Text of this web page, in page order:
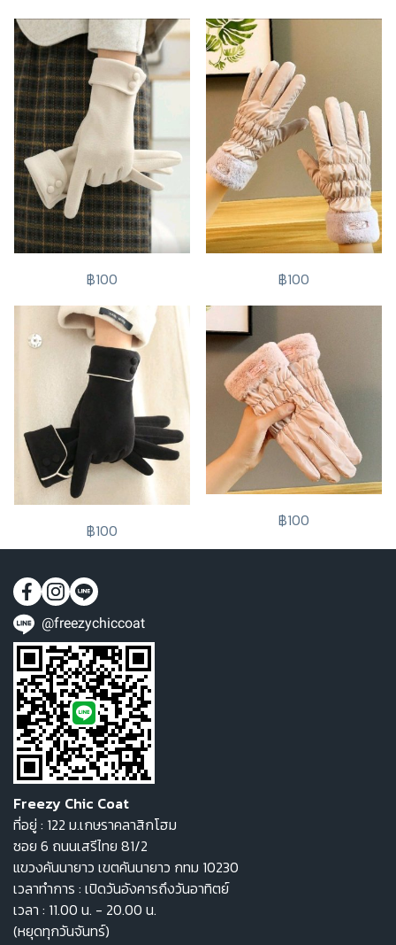
฿100 ฿100
฿100
฿100
@freezychiccoat
Freezy Chic Coat
ที่อยู่ : 122 ม.เกษราคลาสิกโฮม
ซอย 6 ถนนเสรีไทย 81/2
แขวงคันนายาว เขตคันนายาว กทม 10230
เวลาทำการ : เปิดวันอังคารถึงวันอาทิตย์
เวลา : 11.00 น. - 20.00 น.
(หยุดทุกวันจันทร์)